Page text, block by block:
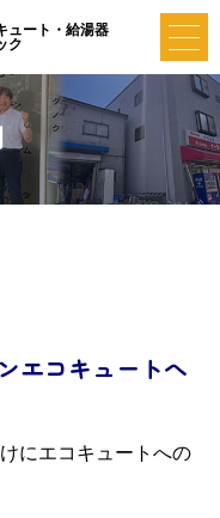
ュート・給湯器
ク
エコキュートへ
にエコキュートへの